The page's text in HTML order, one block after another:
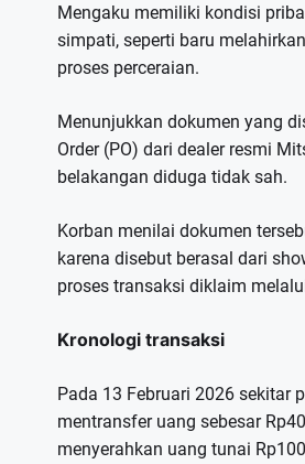
Mengaku memiliki kondisi
simpati, seperti baru
proses perceraian.
Menunjukkan dokumen yang
Order (PO) dari dealer resmi
belakangan diduga tidak sah.
Korban menilai dokumen
karena disebut berasal dari
proses transaksi diklaim
Kronologi transaksi
Pada 13 Februari 2026 sekitar
mentransfer uang sebesar
menyerahkan uang tunai